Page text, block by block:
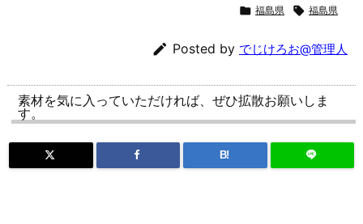
 福島県  福島県
 Posted by でじけろお@管理人
素材を気に入っていただければ、ぜひ拡散お願いしま
す。
B!